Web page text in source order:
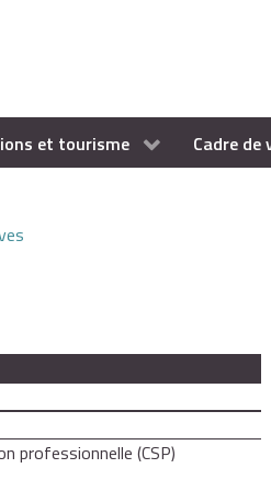
et tourisme Cadre de
professionnelle (CSP)